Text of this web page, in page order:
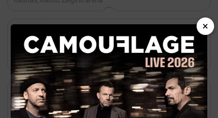

Šou „Ledo melodijos“
Kaunas, Kauno Žalgirio arena
Kakava 
Rugsėjis 26 - 19:00
UTMA 19
×